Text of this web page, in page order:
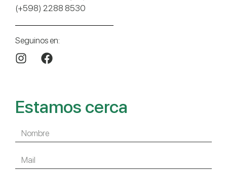
(+598) 2288 8530
Seguinos en:
Estamos cerca